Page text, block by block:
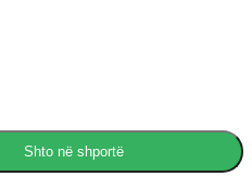
Shto në shportë